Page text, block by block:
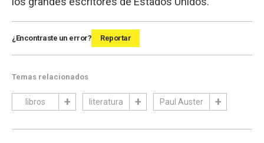
¿Encontraste un error? Reportar
Temas relacionados
libros literatura Paul Auster